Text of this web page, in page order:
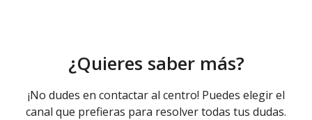
¿Quieres saber más?
¡No dudes en contactar al centro! Puedes elegir el
canal que prefieras para resolver todas tus dudas.